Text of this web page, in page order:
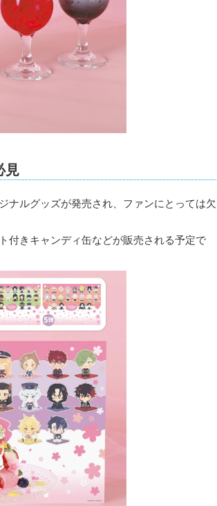
見
ナルグッズが発売され、ファンにとっては欠
付きキャンディ缶などが販売される予定で